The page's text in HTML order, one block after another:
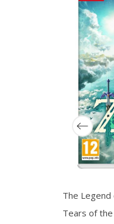
The Legend
Tears of